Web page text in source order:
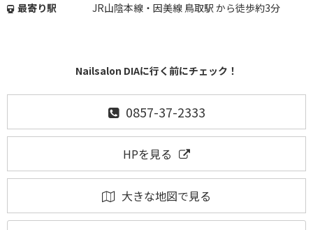
最寄り駅
JR山陰本線・因美線 鳥取駅 から徒歩約3分
Nailsalon DIAに行く前にチェック！
0857-37-2333
HPを見る
大きな地図で見る